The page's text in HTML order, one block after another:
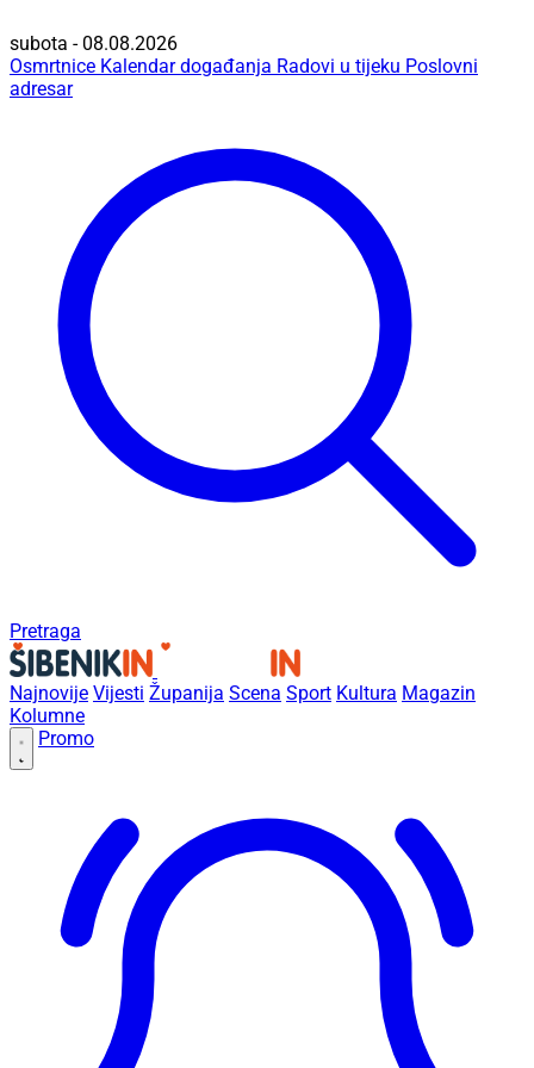
subota - 08.08.2026
Osmrtnice Kalendar događanja Radovi u tijeku Poslovni
adresar
Pretraga
Najnovije Vijesti Županija Scena Sport Kultura Magazin
Kolumne
Promo